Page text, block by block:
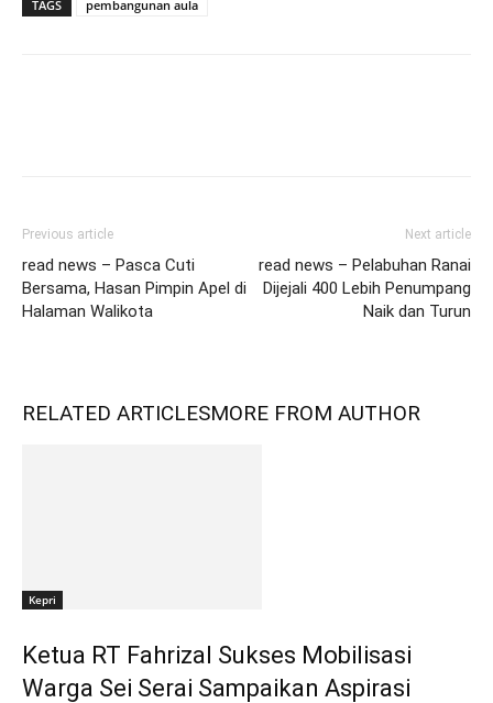
TAGS pembangunan aula
Previous article
read news – Pasca Cuti
Bersama, Hasan Pimpin Apel di
Halaman Walikota
Next article
read news – Pelabuhan Ranai
Dijejali 400 Lebih Penumpang
Naik dan Turun
RELATED ARTICLESMORE FROM AUTHOR
Kepri
Ketua RT Fahrizal Sukses Mobilisasi
Warga Sei Serai Sampaikan Aspirasi